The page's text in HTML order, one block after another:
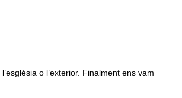
o l’exterior. Finalment ens vam